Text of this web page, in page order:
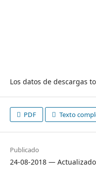
Los datos de descargas
PDF Texto
Publicado
24-08-2018 —